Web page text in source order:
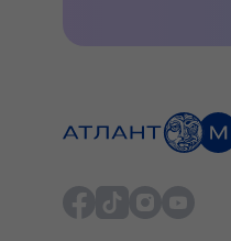
Умение
отношения с